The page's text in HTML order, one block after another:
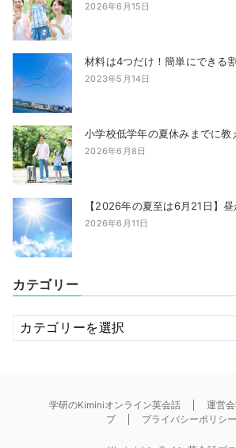
2026年6月15日
材料は4つだけ！簡単にできる
2023年5月14日
小学校低学年の夏休みまでに教
2026年6月8日
【2026年の夏至は6月21日】
2026年6月11日
カテゴリー
カ
テ
学研のKiminiオンライン英会話 運営
プ
プライバシーポリシー